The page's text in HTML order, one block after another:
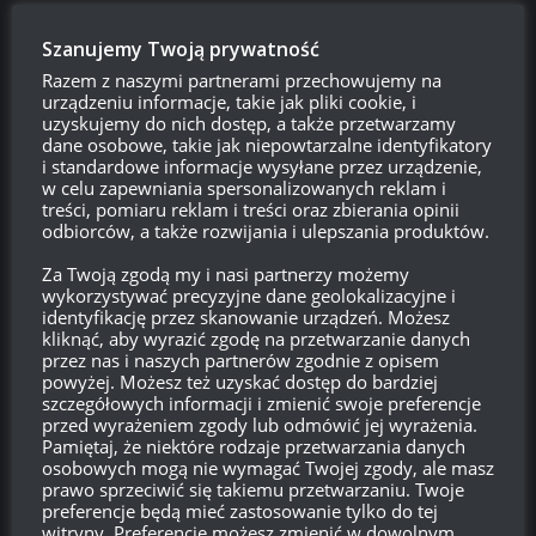
TRANK
Reply to Anonimowo 12:13, 15 grudnia 2018 12:13
Może tak być, że przejdzie bez echa. Ale osobiście mam
całkowicie odmienne wrażenie. Owszem, przeważnie X ogarną
IS-3A – ale akcje które widziałem podczas testów sugerują, że
może być dokładnie odwrotnie. Dwa IS-3A przy minimalnej
współpracy kasujące WZ-111 z pełnym HP na jedno
posiedzenie? Wyjeżdżają, jeden zbiera bułę, objazd z boku –
9s i ciężara nie ma, zdąży strzelić maks. 2 razy. Zobaczymy jak
będzie, jaki będzie globalny WR i w jakim stosunku do WN8
graczy. Myślę, że do końca stycznia sytuacja będzie jasna.
0 Odpowiedz
Anonimowo
Reply toAnonimowo 17:18, 15 grudnia 2018 17:18
No właśnie… Na top…. Na tw…. Całe teamy defenderów…. Is3a
…. 10x op premek .I. WG
Szanujemy Twoją prywatność
Razem z naszymi partnerami przechowujemy na
urządzeniu informacje, takie jak pliki cookie, i
uzyskujemy do nich dostęp, a także przetwarzamy
dane osobowe, takie jak niepowtarzalne identyfikatory
i standardowe informacje wysyłane przez urządzenie,
w celu zapewniania spersonalizowanych reklam i
treści, pomiaru reklam i treści oraz zbierania opinii
odbiorców, a także rozwijania i ulepszania produktów.
Za Twoją zgodą my i nasi partnerzy możemy
wykorzystywać precyzyjne dane geolokalizacyjne i
identyfikację przez skanowanie urządzeń. Możesz
kliknąć, aby wyrazić zgodę na przetwarzanie danych
przez nas i naszych partnerów zgodnie z opisem
powyżej. Możesz też uzyskać dostęp do bardziej
szczegółowych informacji i zmienić swoje preferencje
przed wyrażeniem zgody lub odmówić jej wyrażenia.
Pamiętaj, że niektóre rodzaje przetwarzania danych
osobowych mogą nie wymagać Twojej zgody, ale masz
prawo sprzeciwić się takiemu przetwarzaniu. Twoje
preferencje będą mieć zastosowanie tylko do tej